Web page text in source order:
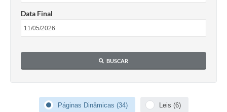
Ouvidoria
Uso de Internet e Recursos de Informática
Plano Municipal de Saneamento Básico
Data Final
BUSCAR
Páginas Dinâmicas (34) Leis (6)